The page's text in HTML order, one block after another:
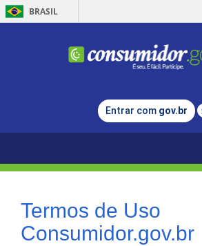
BRASIL
Entrar com gov.br
Termos de Uso
Consumidor.gov.br